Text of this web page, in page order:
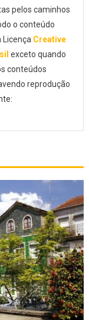
pelos caminhos
o conteúdo
Licença Creative
exceto quando
conteúdos
reprodução